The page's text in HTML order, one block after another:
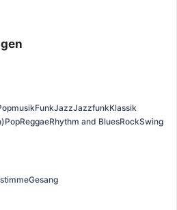
FunkJazzJazzfunkKlassik
PopReggaeRhythm and BluesRockSwing
Gesang